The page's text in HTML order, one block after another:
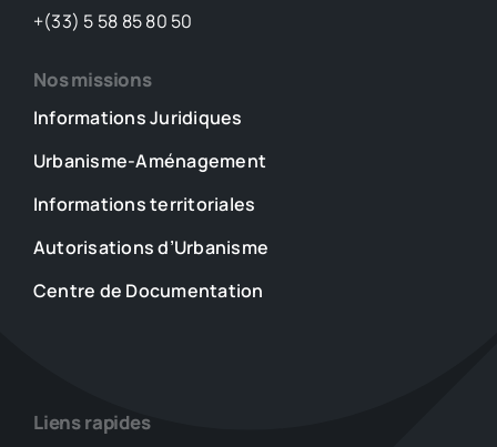
+(33) 5 58 85 80 50
Nos missions
Informations Juridiques
Urbanisme-Aménagement
Informations territoriales
Autorisations d’Urbanisme
Centre de Documentation
Liens rapides